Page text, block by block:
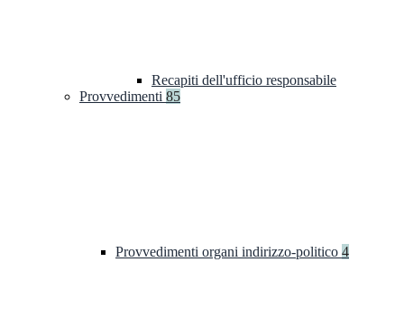
Recapiti dell'ufficio responsabile
Provvedimenti 85
Provvedimenti organi indirizzo-politico 4